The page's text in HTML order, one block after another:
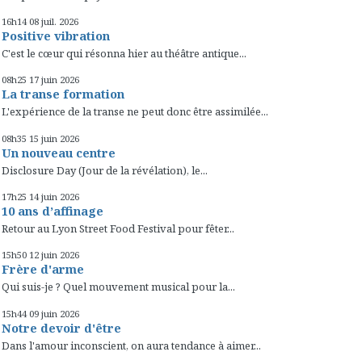
16h14 08 juil. 2026
Positive vibration
C'est le cœur qui résonna hier au théâtre antique...
08h25 17 juin 2026
La transe formation
L'expérience de la transe ne peut donc être assimilée...
08h35 15 juin 2026
Un nouveau centre
Disclosure Day (Jour de la révélation), le...
17h25 14 juin 2026
10 ans d’affinage
Retour au Lyon Street Food Festival pour fêter...
15h50 12 juin 2026
Frère d'arme
Qui suis-je ? Quel mouvement musical pour la...
15h44 09 juin 2026
Notre devoir d'être
Dans l'amour inconscient, on aura tendance à aimer...